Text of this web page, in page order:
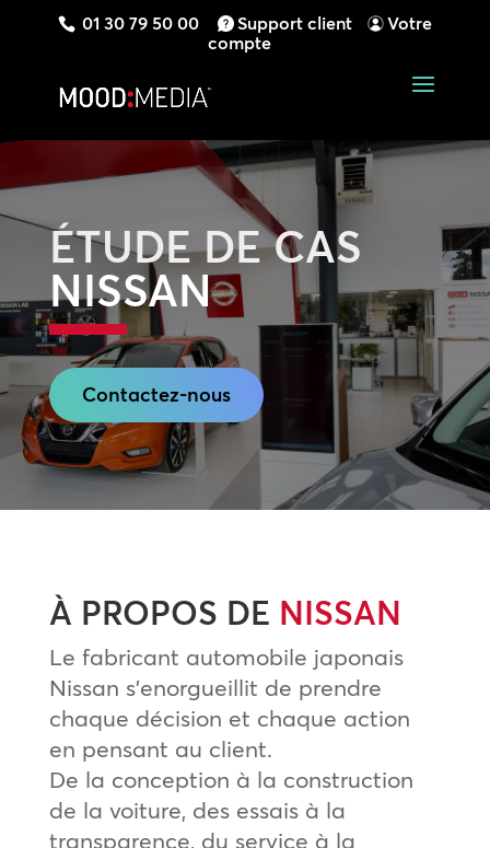
01 30 79 50 00 Support client
Votre
compte
ÉTUDE DE CAS
NISSAN
Contactez-nous
À PROPOS DE NISSAN
Le fabricant automobile japonais
Nissan s’enorgueillit de prendre
chaque décision et chaque action
en pensant au client.
De la conception à la construction
de la voiture, des essais à la
transparence, du service à la